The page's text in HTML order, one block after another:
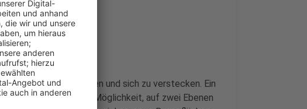
klettern, zu schwingen und sich zu verstecken. Ein
gibt zudem die Möglichkeit, auf zwei Ebenen